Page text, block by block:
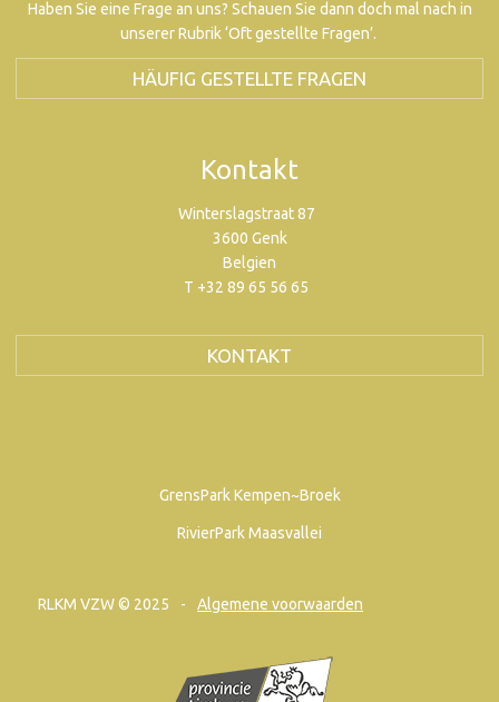
Haben Sie eine Frage an uns? Schauen Sie dann doch mal nach in
unserer Rubrik ‘Oft gestellte Fragen’.
HÄUFIG GESTELLTE FRAGEN
Kontakt
Winterslagstraat 87
3600 Genk
Belgien
T +32 89 65 56 65
KONTAKT
GrensPark Kempen~Broek
RivierPark Maasvallei
RLKM VZW © 2025 Algemene voorwaarden